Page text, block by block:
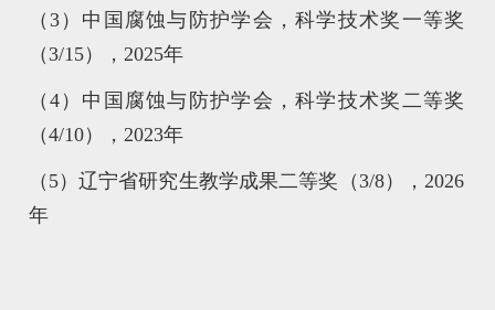
（3）中国腐蚀与防护学会，科学技术奖一等奖
（3/15），2025年
（4）中国腐蚀与防护学会，科学技术奖二等奖
（4/10），2023年
（5）辽宁省研究生教学成果二等奖（3/8），2026
年